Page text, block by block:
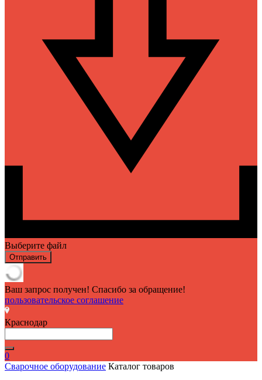
Выберите файл
Отправить
Ваш запрос получен! Спасибо за обращение!
пользовательское соглашение
Краснодар
0
Сварочное оборудование Каталог товаров